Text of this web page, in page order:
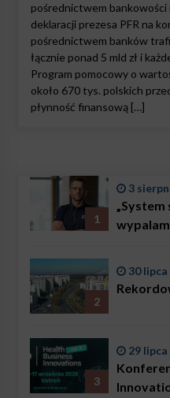
pośrednictwem
deklaracji prezesa PFR na
pośrednictwem banków
łącznie ponad 5 mld zł i
Program pomocowy o
około 670 tys. polskich
płynność finansową […]
1
3
„System
2
30 lipca
3
29 lipca